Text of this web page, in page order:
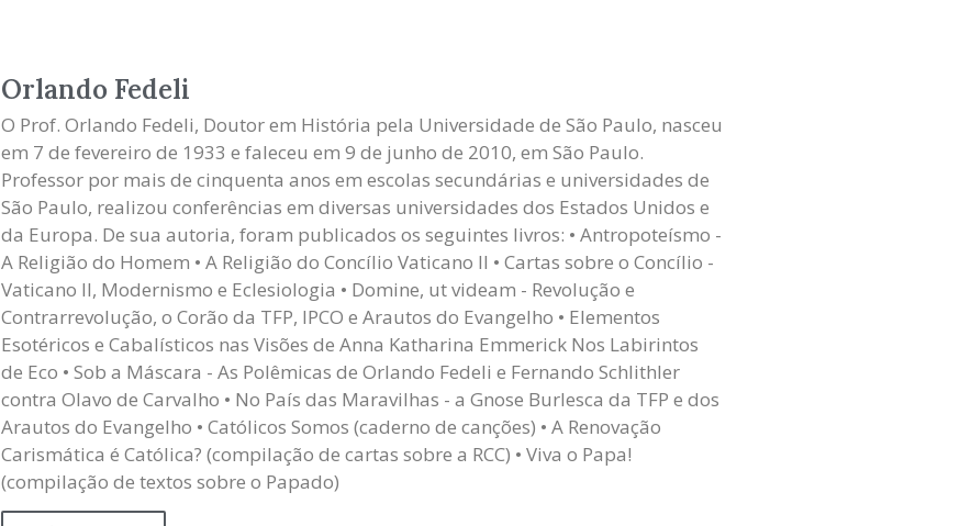
Orlando Fedeli
O Prof. Orlando Fedeli, Doutor em História pela Universidade de São Paulo, nasceu
em 7 de fevereiro de 1933 e faleceu em 9 de junho de 2010, em São Paulo.
Professor por mais de cinquenta anos em escolas secundárias e universidades de
São Paulo, realizou conferências em diversas universidades dos Estados Unidos e
da Europa. De sua autoria, foram publicados os seguintes livros: • Antropoteísmo -
A Religião do Homem • A Religião do Concílio Vaticano II • Cartas sobre o Concílio -
Vaticano II, Modernismo e Eclesiologia • Domine, ut videam - Revolução e
Contrarrevolução, o Corão da TFP, IPCO e Arautos do Evangelho • Elementos
Esotéricos e Cabalísticos nas Visões de Anna Katharina Emmerick Nos Labirintos
de Eco • Sob a Máscara - As Polêmicas de Orlando Fedeli e Fernando Schlithler
contra Olavo de Carvalho • No País das Maravilhas - a Gnose Burlesca da TFP e dos
Arautos do Evangelho • Católicos Somos (caderno de canções) • A Renovação
Carismática é Católica? (compilação de cartas sobre a RCC) • Viva o Papa!
(compilação de textos sobre o Papado)